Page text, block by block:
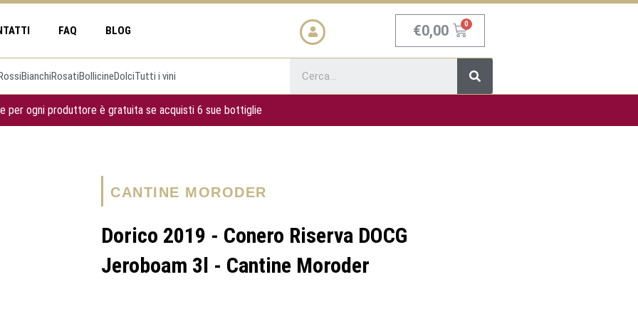
FAQ BLOG €0,00 Carrello
BianchiRosatiBollicineDolciTutti i vini
Cerca
per ogni produttore è gratuita se acquisti 6 sue bottiglie
CANTINE MORODER
Dorico 2019 - Conero Riserva DOCG
Jeroboam 3l - Cantine Moroder